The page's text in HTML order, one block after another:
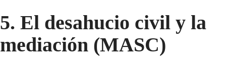
5. El desahucio civil y la
mediación (MASC)